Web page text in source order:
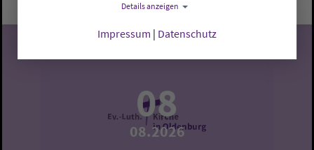
08
08.2026
Details anzeigen
Impressum | Datenschutz